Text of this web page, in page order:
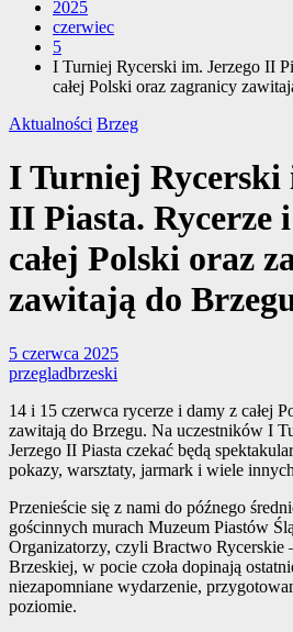
2025
czerwiec
5
I Turniej Rycerski im. Jerzego II
całej Polski oraz zagranicy
Aktualności Brzeg
I Turniej Rycerski
II Piasta. Rycerze
całej Polski oraz
zawitają do
5 czerwca 2025
przegladbrzeski
14 i 15 czerwca rycerze i damy z całej
zawitają do Brzegu. Na uczestników I
Jerzego II Piasta czekać będą
pokazy, warsztaty, jarmark i wiele
Przenieście się z nami do późnego
gościnnych murach Muzeum Piastów
Organizatorzy, czyli Bractwo Rycerskie
Brzeskiej, w pocie czoła dopinają
niezapomniane wydarzenie,
poziomie.